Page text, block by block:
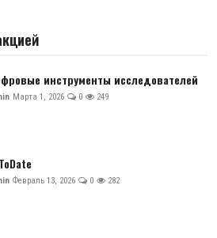
инструменты исследователей
Марта 1, 2026 0 249
Февраль 13, 2026 0 282